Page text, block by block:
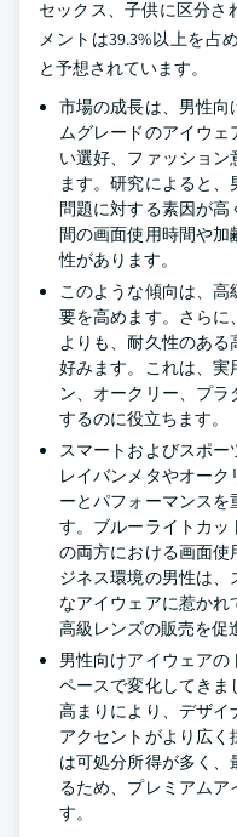
セックス、子供に区分さ
メントは39.3%以上を占
と予想されています。
市場の成長は、男性向
ムグレードのアイウ
い選好、ファッショ
ます。研究によると
問題に対する素因が
間の画面使用時間や
性があります。
このような傾向は、
要を高めます。さらに
よりも、耐久性のあ
好みます。これは、
ン、オークリー、プ
するのに役立ちます。
スマートおよびスポー
レイバンメタやオー
ーとパフォーマンスを
す。ブルーライトカッ
の両方における画面
ジネス環境の男性は
なアイウェアに惹か
高級レンズの販売を促
男性向けアイウェア
ペースで変化してき
高まりにより、デザ
アクセントがより広
は可処分所得が多く
るため、プレミアムア
す。